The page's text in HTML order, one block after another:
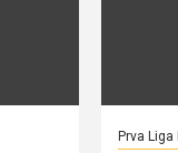
Prva Liga